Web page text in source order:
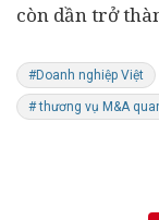
còn dần trở
#Doanh nghiệp Việt
# thương vụ M&A